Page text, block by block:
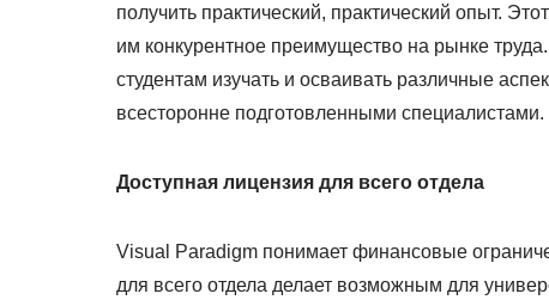
получить практический, практический опыт.
им конкурентное преимущество на рынке
студентам изучать и осваивать различные
всесторонне подготовленными специалистами.
Доступная лицензия для всего отдела
Visual Paradigm понимает финансовые
для всего отдела делает возможным для